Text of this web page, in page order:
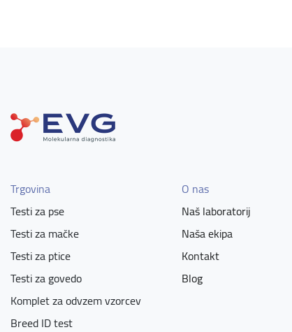
Trgovina
Testi za pse
Testi za mačke
Testi za ptice
Testi za govedo
Komplet za odvzem vzorcev
Breed ID test
O nas
Naš laboratorij
Naša ekipa
Kontakt
Blog